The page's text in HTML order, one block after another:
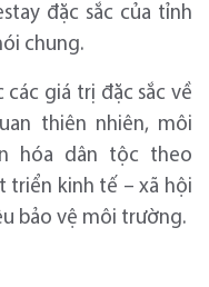
đặc sắc của tỉnh
chung.
giá trị đặc sắc về
thiên nhiên, môi
hóa dân tộc theo
triển kinh tế – xã hội
bảo vệ môi trường.